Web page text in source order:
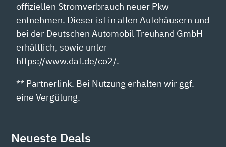
offiziellen Stromverbrauch neuer Pkw
entnehmen. Dieser ist in allen Autohäusern und
bei der Deutschen Automobil Treuhand GmbH
erhältlich, sowie unter
https://www.dat.de/co2/.
** Partnerlink. Bei Nutzung erhalten wir ggf.
eine Vergütung.
Neueste Deals